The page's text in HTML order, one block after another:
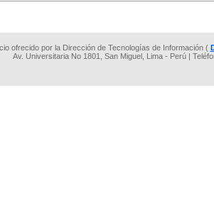
ofrecido por la Dirección de Tecnologías de Información (
Av. Universitaria No 1801, San Miguel, Lima - Perú |